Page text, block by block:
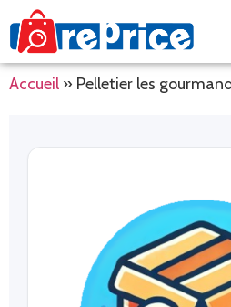
Accueil » Pelletier les